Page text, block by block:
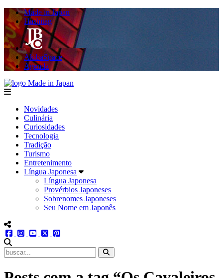
Made in Japan
Hashitag
AkibaSpace
Agenda
menu
Novidades
Culinária
Curiosidades
Tecnologia
Tradição
Turismo
Entretenimento
Língua Japonesa
Língua Japonesa
Provérbios Japoneses
Sobrenomes Japoneses
Seu Nome em Japonês
menu redes social
facebookinstagram
youtube
twitter